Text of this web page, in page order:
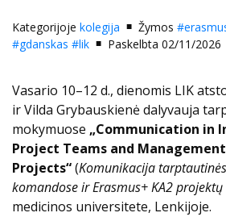
Kategorijoje kolegija Žymos
#gdanskas #lik Paskelbta 02/11/2026
Vasario 10–12 d., dienomis LIK
ir Vilda Grybauskienė dalyvauja
mokymuose „Communication in
Project Teams and
Projects“(Komunikacija
komandose ir Erasmus+ KA2
medicinos universitete, Lenkijoje.